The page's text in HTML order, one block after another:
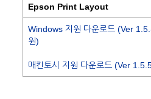
Epson Print Layout
Windows 지원 다운로드 (Ver
원)
매킨토시 지원 다운로드 (Ver